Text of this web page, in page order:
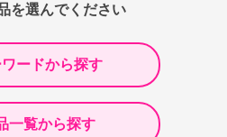
を選んでください
ードから探す
一覧から探す